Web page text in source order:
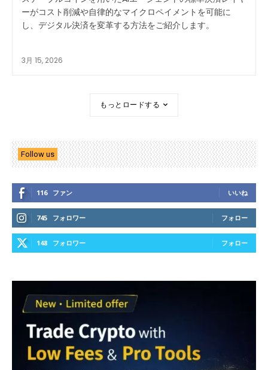
ーがコスト削減や自律的なマイクロペイメントを可能に
し、デジタル決済を変革する方法をご紹介します。
3月 15, 2026
もっとロードする
Follow us
116 ファン いいね
745 フォロワー フォロー
148 フォロワー フォロー